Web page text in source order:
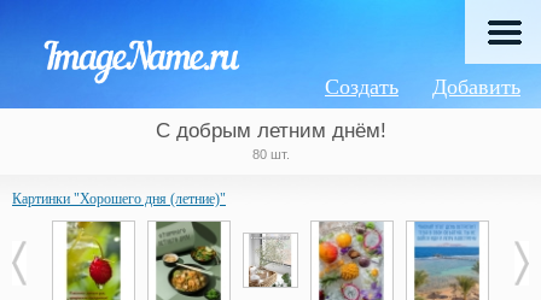
Добавить
Создать
С добрым летним днём!
80 шт.
Картинки "Хорошего дня (летние)"